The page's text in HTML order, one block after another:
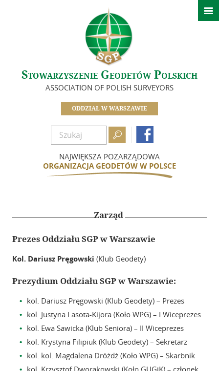
Stowarzyszenie Geodetów Polskich
ASSOCIATION OF POLISH SURVEYORS
ODDZIAŁ W WARSZAWIE
 
NAJWIĘKSZA POZARZĄDOWA
ORGANIZACJA GEODETÓW W POLSCE

Aktualności
Kalendarz wydarzeń
O nas
Zarząd
Koła Oddziału Warszawskiego
Sekcje
Dokumenty
Szkolenia
Galeria
Zarząd
Prezes Oddziału SGP w Warszawie
Kol. Dariusz Pręgowski (Klub Geodety)
Prezydium Oddziału SGP w Warszawie:
kol. Dariusz Pręgowski (Klub Geodety) – Prezes
kol. Justyna Lasota-Kijora (Koło WPG) – I Wiceprezes
kol. Ewa Sawicka (Klub Seniora) – II Wiceprezes
kol. Krystyna Filipiuk (Klub Geodety) – Sekretarz
kol. kol. Magdalena Dróżdż (Koło WPG) – Skarbnik
kol. Krzysztof Dworakowski (Koło GUGiK) – członek